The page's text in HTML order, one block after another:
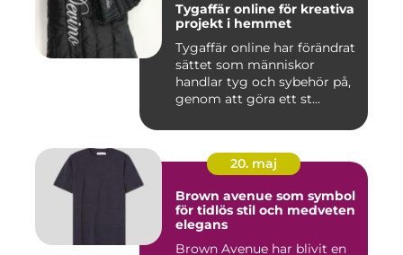
Tygaffär online för kreativa
projekt i hemmet
Tygaffär online har förändrat
sättet som människor
handlar tyg och sybehör på,
genom att göra ett st...
20. maj
Brown avenue som symbol
för tidlös stil och medveten
elegans
Brown Avenue har blivit en